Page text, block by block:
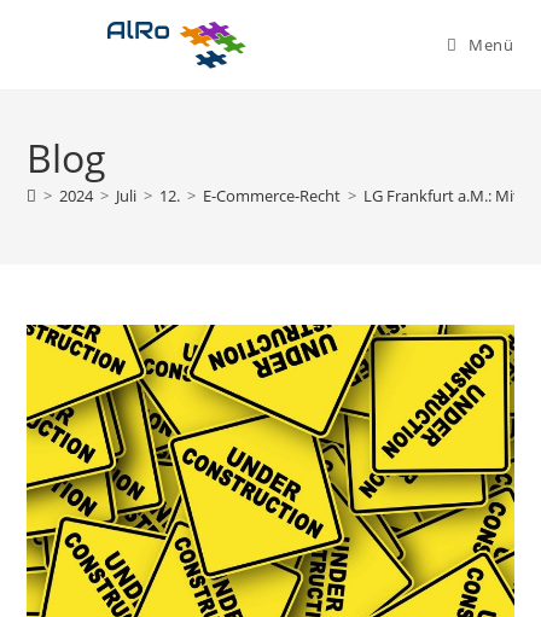
Menü
Blog
> 2024 > Juli > 12. > E-Commerce-Recht > LG Frankfurt a.M.: